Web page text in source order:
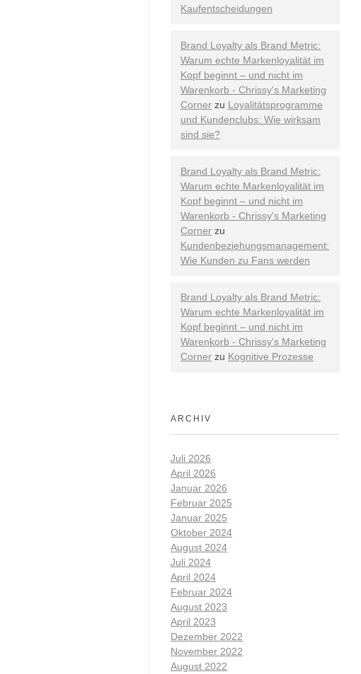
Kaufentscheidungen
Brand Loyalty als Brand Metric:
Warum echte Markenloyalität im
Kopf beginnt – und nicht im
Warenkorb - Chrissy's Marketing
Corner zu Loyalitätsprogramme
und Kundenclubs: Wie wirksam
sind sie?
Brand Loyalty als Brand Metric:
Warum echte Markenloyalität im
Kopf beginnt – und nicht im
Warenkorb - Chrissy's Marketing
Corner zu
Kundenbeziehungsmanagement:
Wie Kunden zu Fans werden
Brand Loyalty als Brand Metric:
Warum echte Markenloyalität im
Kopf beginnt – und nicht im
Warenkorb - Chrissy's Marketing
Corner zu Kognitive Prozesse
ARCHIV
Juli 2026
April 2026
Januar 2026
Februar 2025
Januar 2025
Oktober 2024
August 2024
Juli 2024
April 2024
Februar 2024
August 2023
April 2023
Dezember 2022
November 2022
August 2022